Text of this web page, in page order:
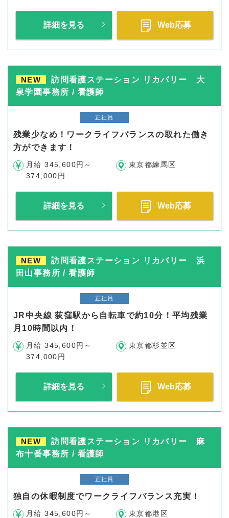
詳細を見る Web応募
NEW
訪問看護ステーション リカバリー 大
泉学園事務所 / 看護師
正社員
残業少なめ！ワークライフバランスの取れた働き
方ができます！
月給 345,600円～
374,000円
東京都練馬区
詳細を見る Web応募
NEW
訪問看護ステーション リカバリー 浜
田山事務所 / 看護師
正社員
JR中央線 荻窪駅から自転車で約10分！平均残業
月10時間以内！
月給 345,600円～
374,000円
東京都杉並区
詳細を見る Web応募
NEW
訪問看護ステーション リカバリー 麻
布十番事務所 / 看護師
正社員
独自の休暇制度でワークライフバランス充実！
月給 345,600円～
東京都港区